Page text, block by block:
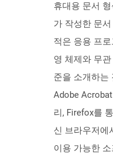
휴대용 문서
가 작성한 문
적은 응용 프
영 체제와 무
준을 소개하는
Adobe
리, Firefox를
신 브라우저에
이용 가능한